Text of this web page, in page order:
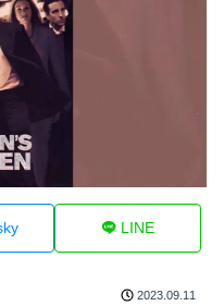
LINE
2023.09.11